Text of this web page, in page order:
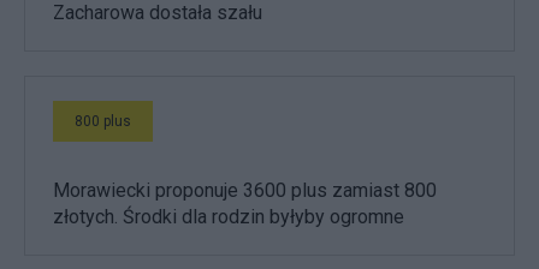
Zacharowa dostała szału
800 plus
Morawiecki proponuje 3600 plus zamiast 800
złotych. Środki dla rodzin byłyby ogromne